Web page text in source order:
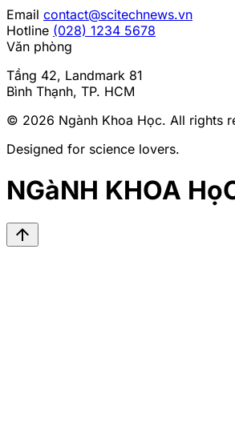
Email contact@scitechnews.vn
Hotline (028) 1234 5678
Văn phòng
Tầng 42, Landmark 81
Bình Thạnh, TP. HCM
© 2026 Ngành Khoa Học. All rights
Designed for science lovers.
NGàNH KHOA
arrow_upward